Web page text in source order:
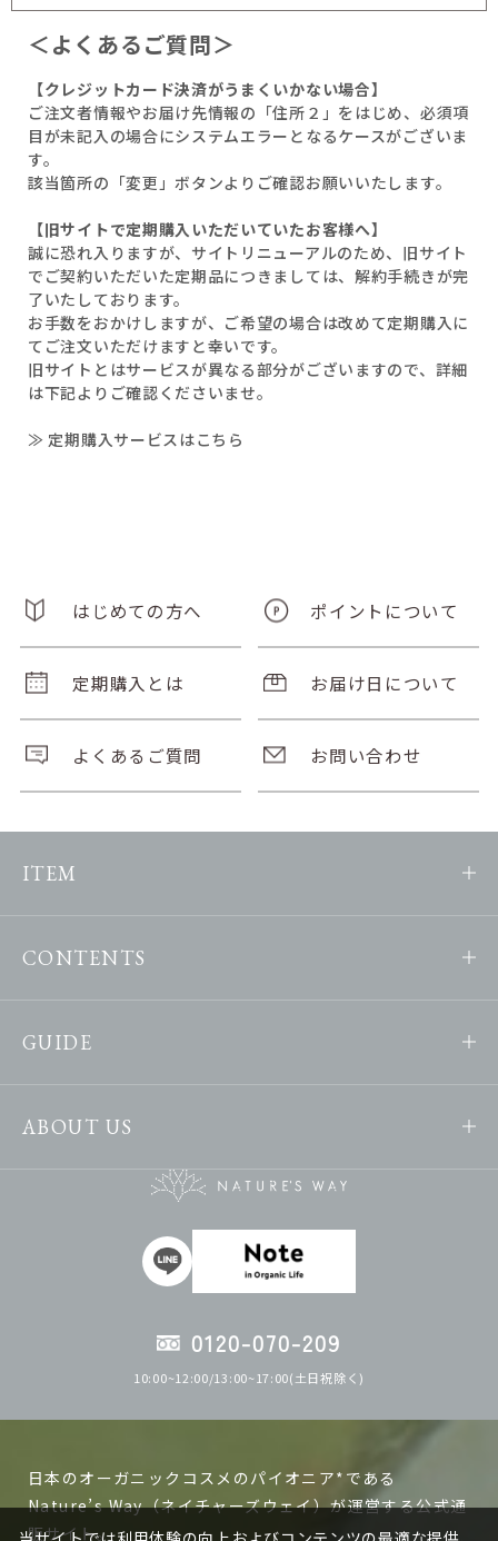
＜よくあるご質問＞
【クレジットカード決済がうまくいかない場合】
ご注文者情報やお届け先情報の「住所２」をはじめ、必須項
目が未記入の場合にシステムエラーとなるケースがございま
す。
該当箇所の「変更」ボタンよりご確認お願いいたします。
【旧サイトで定期購入いただいていたお客様へ】
誠に恐れ入りますが、サイトリニューアルのため、旧サイト
でご契約いただいた定期品につきましては、解約手続きが完
了いたしております。
お手数をおかけしますが、ご希望の場合は改めて定期購入に
てご注文いただけますと幸いです。
旧サイトとはサービスが異なる部分がございますので、詳細
は下記よりご確認くださいませ。
≫ 定期購入サービスはこちら
はじめての方へ ポイントについて
定期購入とは お届け日について
よくあるご質問 お問い合わせ
ITEM
CONTENTS
GUIDE
ABOUT US
0120-070-209
10:00~12:00/13:00~17:00(土日祝除く)
日本のオーガニックコスメのパイオニア*である
Nature’s Way（ネイチャーズウェイ）が運営する公式通
販サイト。